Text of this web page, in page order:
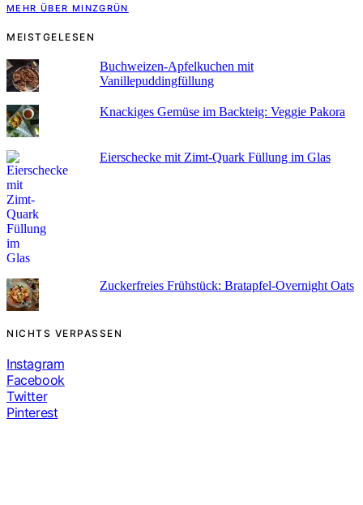
MEHR ÜBER MINZGRÜN
MEISTGELESEN
Buchweizen-Apfelkuchen mit
Vanillepuddingfüllung
Knackiges Gemüse im Backteig: Veggie Pakora
Eierschecke mit Zimt-Quark Füllung im Glas
Zuckerfreies Frühstück: Bratapfel-Overnight Oats
NICHTS VERPASSEN
Instagram
Facebook
Twitter
Pinterest